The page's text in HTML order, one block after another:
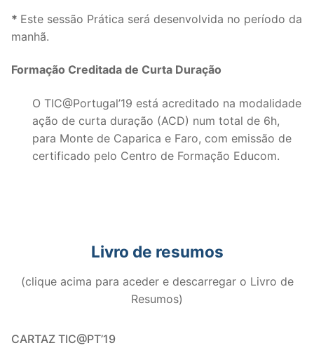
* Este sessão Prática será desenvolvida no período da
manhã.
Formação Creditada de Curta Duração
O TIC@Portugal’19 está acreditado na modalidade
ação de curta duração (ACD) num total de 6h,
para Monte de Caparica e Faro, com emissão de
certificado pelo Centro de Formação Educom.
Livro de resumos
(clique acima para aceder e descarregar o Livro de
Resumos)
CARTAZ TIC@PT’19